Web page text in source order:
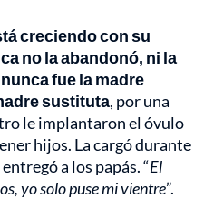
creciendo con su
no la abandonó, ni la
fue la madre
sustituta, por una
le implantaron el óvulo
hijos. La cargó durante
a los papás. “El
yo solo puse mi vientre”.